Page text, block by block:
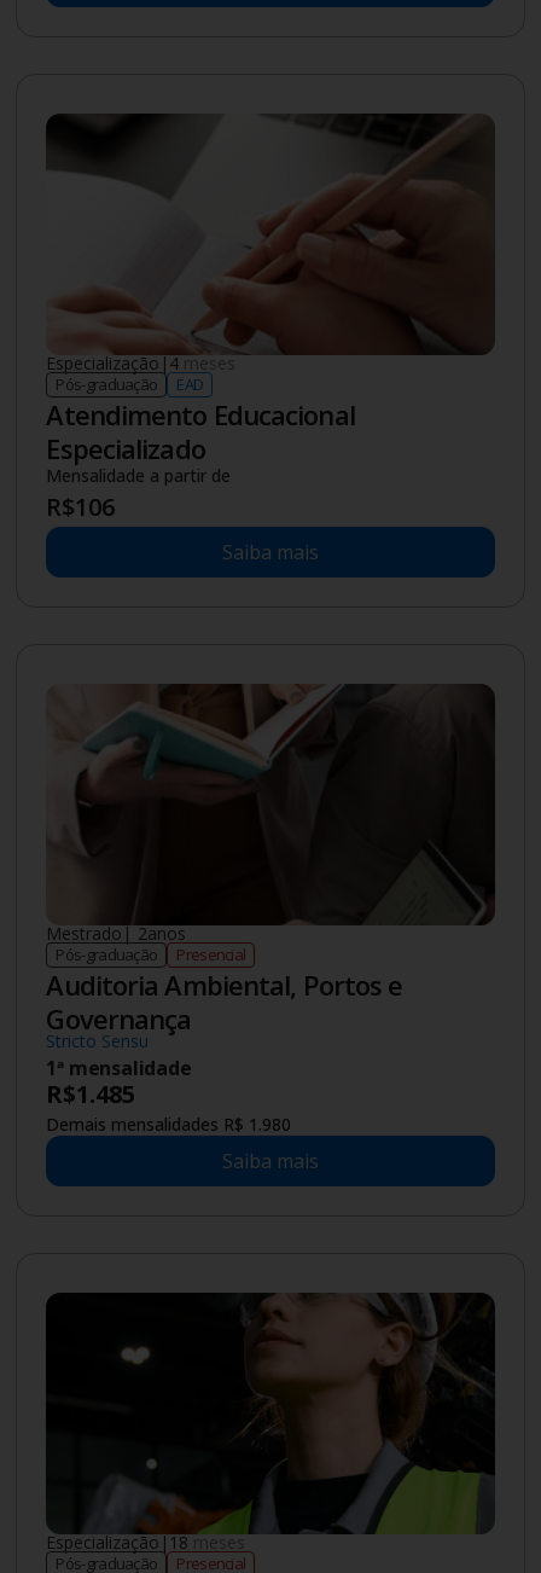
Especialização|4 meses
Pós-graduação EAD
Atendimento Educacional
Especializado
Mensalidade a partir de
R$106
Saiba mais
Mestrado| 2anos
Pós-graduação Presencial
Auditoria Ambiental, Portos e
Governança
Stricto Sensu
1ª mensalidade
R$1.485
Demais mensalidades R$ 1.980
Saiba mais
Especialização|18 meses
Pós-graduação Presencial